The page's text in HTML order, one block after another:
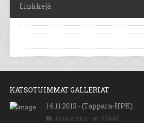
Linkkejä
KATSOTUIMMAT GALLERIAT
14.11.2013 - (Tappara-HPK)
Jääkiekko 89446